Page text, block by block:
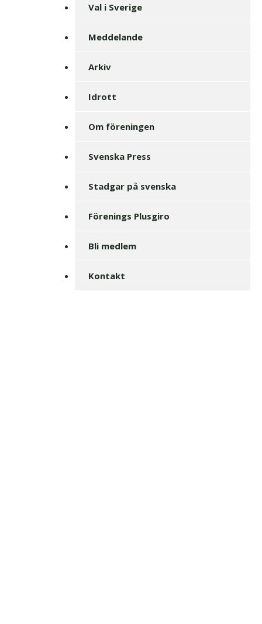
Val i Sverige
Meddelande
Arkiv
Idrott
Om föreningen
Svenska Press
Stadgar på svenska
Förenings Plusgiro
Bli medlem
Kontakt